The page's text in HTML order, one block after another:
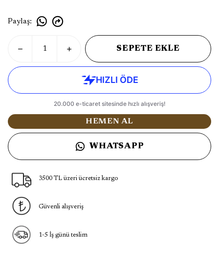
Paylaş:
SEPETE EKLE
HEMEN AL
WHATSAPP
3500 TL üzeri ücretsiz kargo
Güvenli alışveriş
1-5 İş günü teslim